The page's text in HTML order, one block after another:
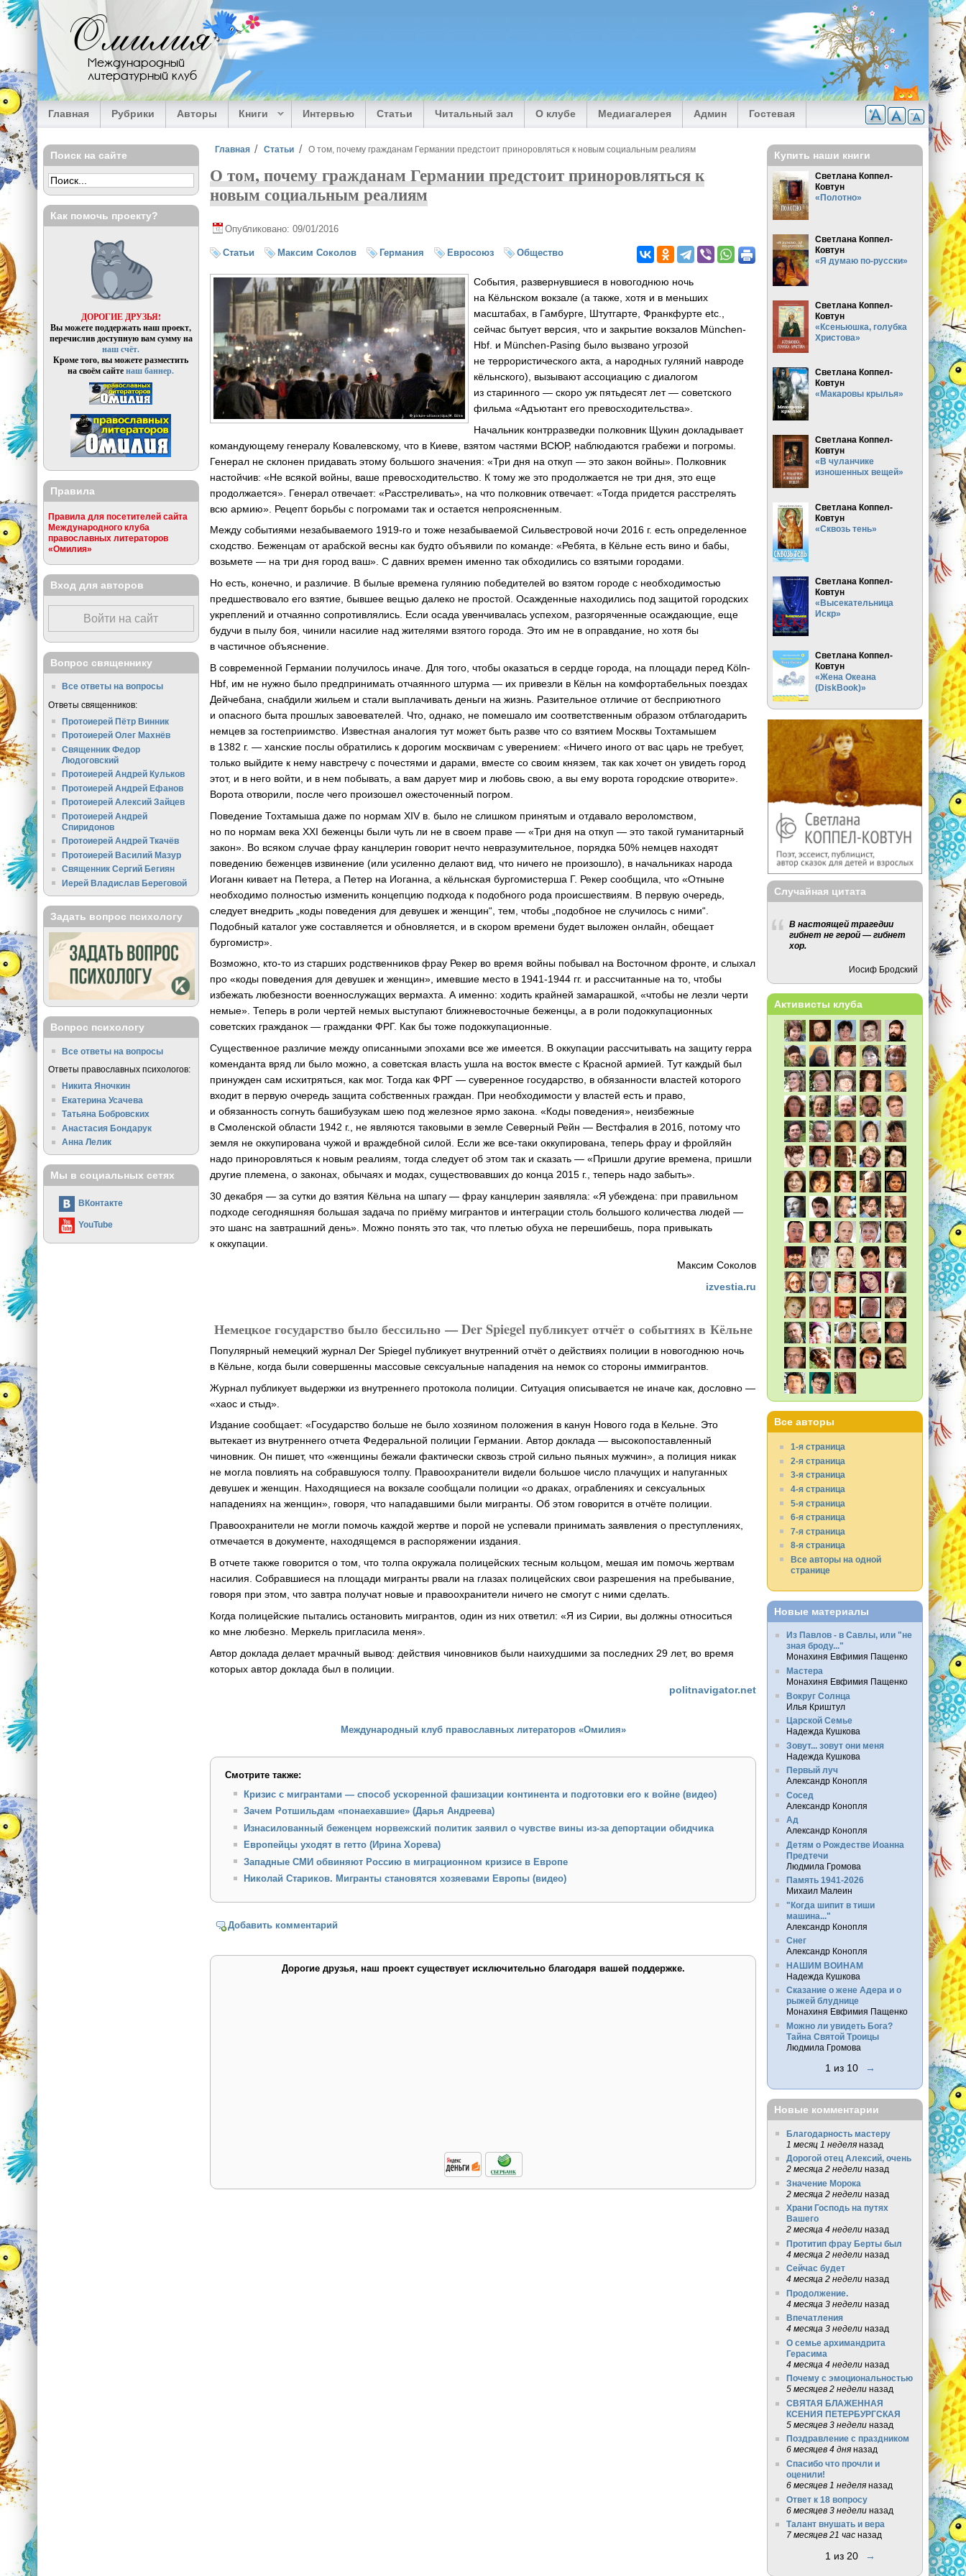
Перейти к основному содержанию
Омилия
Международный
литературный клуб
Главная Рубрики Авторы Книги Интервью Статьи Читальный зал О клубе Медиагалерея Админ Гостевая
Вы здесь
Главная Статьи О том, почему гражданам Германии предстоит приноровляться к новым социальным реалиям
О том, почему гражданам Германии предстоит приноровляться к
новым социальным реалиям
Опубликовано: 09/01/2016
Статьи Максим Соколов Германия Евросоюз Общество
События, развернувшиеся в новогоднюю ночь
на Кёльнском вокзале (а также, хотя и в меньших
масштабах, в Гамбурге, Штутгарте, Франкфурте etc.,
сейчас бытует версия, что и закрытие вокзалов München-
Hbf. и München-Pasing было вызвано угрозой
не террористического акта, а народных гуляний навроде
кёльнского), вызывают ассоциацию с диалогом
из старинного — скоро уж пятьдесят лет — советского
фильма «Адъютант его превосходительства».
Начальник контрразведки полковник Щукин докладывает
командующему генералу Ковалевскому, что в Киеве, взятом частями ВСЮР, наблюдаются грабежи и погромы.
Генерал не склонен придавать этому большого значения: «Три дня на откуп — это закон войны». Полковник
настойчив: «Не всякой войны, ваше превосходительство. К тому же это продолжается не три дня, это еще
продолжается». Генерал отвечает: «Расстреливать», на что полковник отвечает: «Тогда придется расстрелять
всю армию». Рецепт борьбы с погромами так и остается непроясненным.
Между событиями незабываемого 1919-го и тоже незабываемой Сильвестровой ночи 2016 г. есть определенное
сходство. Беженцам от арабской весны как будто объявили по команде: «Ребята, в Кёльне есть вино и бабы,
возьмете — на три дня город ваш». С давних времен именно так обходились со взятыми городами.
Но есть, конечно, и различие. В былые времена гулянию победителей во взятом городе с необходимостью
предшествовало его взятие, бывшее вещью далеко не простой. Осажденные находились под защитой городских
укреплений и отчаянно сопротивлялись. Если осада увенчивалась успехом, разгоряченные осаждающие, еще
будучи в пылу боя, чинили насилие над жителями взятого города. Это им не в оправдание, но хотя бы
в частичное объяснение.
В современной Германии получилось иначе. Для того, чтобы оказаться в сердце города, на площади перед Köln-
Hbf, им не нужно было предпринимать отчаянного штурма — их привезли в Кёльн на комфортабельных поездах
Дейчебана, снабдили жильем и стали выплачивать деньги на жизнь. Разительное отличие от бесприютного
и опасного быта прошлых завоевателей. Что, однако, не помешало им соответственным образом отблагодарить
немцев за гостеприимство. Известная аналогия тут может быть разве что со взятием Москвы Тохтамышем
в 1382 г. — ханские послы обратились к дорогим москвичам с уверением: «Ничего иного от вас царь не требует,
только выйдите к нему навстречу с почестями и дарами, вместе со своим князем, так как хочет он увидеть город
этот, и в него войти, и в нем побывать, а вам дарует мир и любовь свою, а вы ему ворота городские отворите».
Ворота отворили, после чего произошел ожесточенный погром.
Поведение Тохтамыша даже по нормам XIV в. было не слишком принятым и отдавало вероломством,
но по нормам века XXI беженцы были чуть ли не в своем праве — «Три дня на откуп — это такой гуманитарный
закон». Во всяком случае фрау канцлерин говорит нечто невразумительное, порядка 50% немцев находят
поведению беженцев извинение (или усиленно делают вид, что ничего не произошло), в начальниках народа
Иоганн кивает на Петера, а Петер на Иоганна, а кёльнская бургомистерша Г. Рекер сообщила, что «Отныне
необходимо полностью изменить концепцию подхода к подобного рода происшествиям. В первую очередь,
следует внедрить „коды поведения для девушек и женщин“, тем, чтобы „подобное не случилось с ними“.
Подобный каталог уже составляется и обновляется, и в скором времени будет выложен онлайн, обещает
бургомистр».
Возможно, кто-то из старших родственников фрау Рекер во время войны побывал на Восточном фронте, и слыхал
про «коды поведения для девушек и женщин», имевшие место в 1941-1944 гг. и рассчитанные на то, чтобы
избежать любезности военнослужащих вермахта. А именно: ходить крайней замарашкой, «чтобы не лезли черти
немые». Теперь в роли чертей немых выступают ближневосточные беженцы, а в роли подоккупационных
советских гражданок — гражданки ФРГ. Как бы тоже подоккупационные.
Существенное различие между описанными эпохами все же имеется. В оккупации рассчитывать на защиту герра
коменданта вряд ли было можно, а советская власть ушла на восток вместе с Красной армией. Тут каждый был
принужден сам исхитряться, как мог. Тогда как ФРГ — суверенное государство, в обязанности властей которого
входит в первую очередь защита собственных граждан. При необходимости у властей есть и право,
и обязанность согнуть башибузукам шею под железное ярмо закона. «Коды поведения», неизбежные
в Смоленской области 1942 г., не являются таковыми в земле Северный Рейн — Вестфалия в 2016, потому что
земля не оккупирована чужой и враждебной силой. Если же все-таки оккупирована, теперь фрау и фройляйн
надо приноровляться к новым реалиям, тогда следует об этом так и сказать — «Пришли другие времена, пришли
другие племена, о законах, обычаях и модах, существовавших до конца 2015 г., теперь надо забыть».
30 декабря — за сутки до взятия Кёльна на шпагу — фрау канцлерин заявляла: «Я убеждена: при правильном
подходе сегодняшняя большая задача по приёму мигрантов и интеграции столь большого количества людей —
это шанс на завтрашний день». Можно понять это так, что плетью обуха не перешибешь, пора привыкать
к оккупации.
Максим Соколов
izvestia.ru
Немецкое государство было бессильно — Der Spiegel публикует отчёт о событиях в Кёльне
Популярный немецкий журнал Der Spiegel публикует внутренний отчёт о действиях полиции в новогоднюю ночь
в Кёльне, когда были совершенны массовые сексуальные нападения на немок со стороны иммигрантов.
Журнал публикует выдержки из внутреннего протокола полиции. Ситуация описывается не иначе как, дословно —
«хаос и стыд».
Издание сообщает: «Государство больше не было хозяином положения в канун Нового года в Кельне. Это
вытекает из внутреннего отчета Федеральной полиции Германии. Автор доклада — высокопоставленный
чиновник. Он пишет, что «женщины бежали фактически сквозь строй сильно пьяных мужчин», а полиция никак
не могла повлиять на собравшуюся толпу. Правоохранители видели большое число плачущих и напуганных
девушек и женщин. Находящиеся на вокзале сообщали полиции «о драках, ограблениях и сексуальных
нападениях на женщин», говоря, что нападавшими были мигранты. Об этом говорится в отчёте полиции.
Правоохранители не могли помочь каждой жертве и порой не успевали принимать заявления о преступлениях,
отмечается в документе, находящемся в распоряжении издания.
В отчете также говорится о том, что толпа окружала полицейских тесным кольцом, мешая им помочь жертвам
насилия. Собравшиеся на площади мигранты рвали на глазах полицейских свои разрешения на пребывание,
говоря при этом, что завтра получат новые и правоохранители ничего не смогут с ними сделать.
Когда полицейские пытались остановить мигрантов, один из них ответил: «Я из Сирии, вы должны относиться
ко мне любезно. Меркель пригласила меня».
Автор доклада делает мрачный вывод: действия чиновников были наихудшими за последних 29 лет, во время
которых автор доклада был в полиции.
politnavigator.net
Международный клуб православных литераторов «Омилия»
Смотрите также:
Кризис с мигрантами — способ ускоренной фашизации континента и подготовки его к войне (видео)
Зачем Ротшильдам «понаехавшие» (Дарья Андреева)
Изнасилованный беженцем норвежский политик заявил о чувстве вины из-за депортации обидчика
Европейцы уходят в гетто (Ирина Хорева)
Западные СМИ обвиняют Россию в миграционном кризисе в Европе
Николай Стариков. Мигранты становятся хозяевами Европы (видео)
Добавить комментарий
Дорогие друзья, наш проект существует исключительно благодаря вашей поддержке.
Поиск на сайте
Как помочь проекту?
ДОРОГИЕ ДРУЗЬЯ!
Вы можете поддержать наш проект,
перечислив доступную вам сумму на
наш счёт.
Кроме того, вы можете разместить
на своём сайтенаш баннер.
Правила
Правила для посетителей сайта
Международного клуба
православных литераторов
«Омилия»
Вход для авторов
Войти на сайт
Вопрос священнику
Все ответы на вопросы
Ответы священников:
Протоиерей Пётр Винник
Протоиерей Олег Махнёв
Священник Федор
Людоговский
Протоиерей Андрей Кульков
Протоиерей Андрей Ефанов
Протоиерей Алексий Зайцев
Протоиерей Андрей
Спиридонов
Протоиерей Андрей Ткачёв
Протоиерей Василий Мазур
Священник Сергий Бегиян
Иерей Владислав Береговой
Задать вопрос психологу
Вопрос психологу
Все ответы на вопросы
Ответы православных психологов:
Никита Яночкин
Екатерина Усачева
Татьяна Бобровских
Анастасия Бондарук
Анна Лелик
Мы в социальных сетях
ВКонтакте
YouTube
Купить наши книги
Светлана Коппел-
Ковтун
«Полотно»
Светлана Коппел-
Ковтун
«Я думаю по-русски»
Светлана Коппел-
Ковтун
«Ксеньюшка, голубка
Христова»
Светлана Коппел-
Ковтун
«Макаровы крылья»
Светлана Коппел-
Ковтун
«В чуланчике
изношенных вещей»
Светлана Коппел-
Ковтун
«Сквозь тень»
Светлана Коппел-
Ковтун
«Высекательница
Искр»
Светлана Коппел-
Ковтун
«Жена Океана
(DiskBook)»
Случайная цитата
В настоящей трагедии
гибнет не герой — гибнет
хор.
Иосиф Бродский
Активисты клуба
Все авторы
1-я страница
2-я страница
3-я страница
4-я страница
5-я страница
6-я страница
7-я страница
8-я страница
Все авторы на одной
странице
Новые материалы
Из Павлов - в Савлы, или "не
зная броду..."
Монахиня Евфимия Пащенко
Мастера
Монахиня Евфимия Пащенко
Вокруг Солнца
Илья Криштул
Царской Семье
Надежда Кушкова
Зовут... зовут они меня
Надежда Кушкова
Первый луч
Александр Конопля
Сосед
Александр Конопля
Ад
Александр Конопля
Детям о Рождестве Иоанна
Предтечи
Людмила Громова
Память 1941-2026
Михаил Малеин
"Когда шипит в тиши
машина..."
Александр Конопля
Снег
Александр Конопля
НАШИМ ВОИНАМ
Надежда Кушкова
Сказание о жене Адера и о
рыжей блуднице
Монахиня Евфимия Пащенко
Можно ли увидеть Бога?
Тайна Святой Троицы
Людмила Громова
1 из 10 →
Новые комментарии
Благодарность мастеру
1 месяц 1 неделяназад
Дорогой отец Алексий, очень
2 месяца 2 неделиназад
Значение Морока
2 месяца 2 неделиназад
Храни Господь на путях
Вашего
2 месяца 4 неделиназад
Протитип фрау Берты был
4 месяца 2 неделиназад
Сейчас будет
4 месяца 2 неделиназад
Продолжение.
4 месяца 3 неделиназад
Впечатления
4 месяца 3 неделиназад
О семье архимандрита
Герасима
4 месяца 4 неделиназад
Почему с эмоциональностью
5 месяцев 2 неделиназад
СВЯТАЯ БЛАЖЕННАЯ
КСЕНИЯ ПЕТЕРБУРГСКАЯ
5 месяцев 3 неделиназад
Поздравление с праздником
6 месяцев 4 дняназад
Спасибо что прочли и
оценили!
6 месяцев 1 неделяназад
Ответ к 18 вопросу
6 месяцев 3 неделиназад
Талант внушать и вера
7 месяцев 21 часназад
1 из 20 →